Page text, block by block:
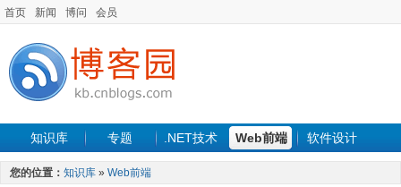
首页 新闻 博问 会员
知识库 专题 .NET技术 Web前端 软件设计
手机开发 软件工程
您的位置： 知识库 » Web前端